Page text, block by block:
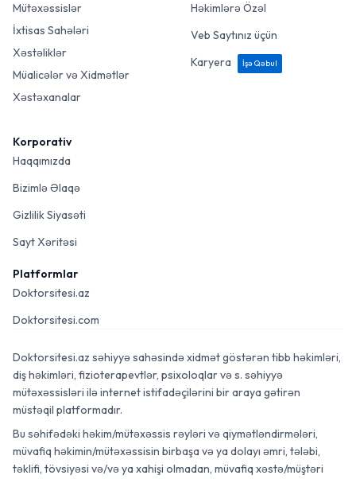
Mütəxəssislər
İxtisas Sahələri
Xəstəliklər
Müalicələr və Xidmətlər
Xəstəxanalar
Həkimlərə Özəl
Veb Saytınız üçün
Karyera
İşə Qəbul
Korporativ
Haqqımızda
Bizimlə Əlaqə
Gizlilik Siyasəti
Sayt Xəritəsi
Platformlar
Doktorsitesi.az
Doktorsitesi.com
Doktorsitesi.az səhiyyə sahəsində xidmət göstərən tibb həkimləri,
diş həkimləri, fizioterapevtlər, psixoloqlar və s. səhiyyə
mütəxəssisləri ilə internet istifadəçilərini bir araya gətirən
müstəqil platformadır.
Bu səhifədəki həkim/mütəxəssis rəyləri və qiymətləndirmələri,
müvafiq həkimin/mütəxəssisin birbaşa və ya dolayı əmri, tələbi,
təklifi, tövsiyəsi və/və ya xahişi olmadan, müvafiq xəstə/müştəri